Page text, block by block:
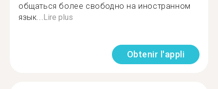
общаться более свободно на иностранном
язык...Lire plus
Obtenir l'appli